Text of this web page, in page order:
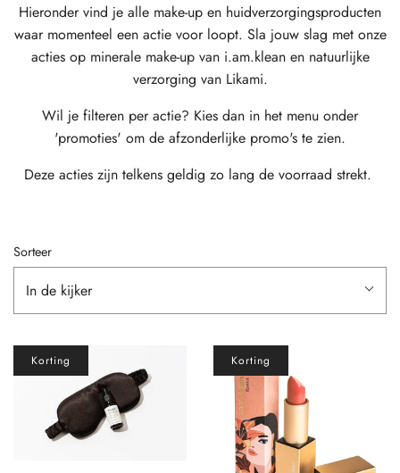
Hieronder vind je alle make-up en huidverzorgingsproducten
waar momenteel een actie voor loopt. Sla jouw slag met onze
acties op minerale make-up van i.am.klean en natuurlijke
verzorging van Likami.
Wil je filteren per actie? Kies dan in het menu onder
'promoties' om de afzonderlijke promo's te zien.
Deze acties zijn telkens geldig zo lang de voorraad strekt.
Sorteer
In de kijker
Korting Korting